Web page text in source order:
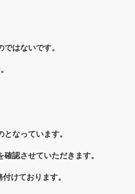
はないです。
なっています。
認させていただきます。
けております。